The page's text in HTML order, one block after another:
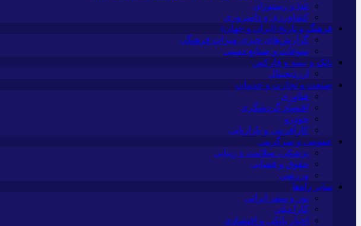
غذا و رستوران
کشاورزی و دامپروری
فرهنگ و تاریخ (ایران و جهان)
گزارش‌های خبری میراث فرهنگی
سوغات و صنایع دستی
بانک و بیمه و فارکس
ارزدیجیتال
صنعت و تجارت و خدمات
فناوری
اقتصاد گردشگری
خودرو
کارآفرینی و بازاریابی
عمومی و سرگرمی
پزشکی، سلامت و زیبایی
حقوق و قضایی
ورزشی
سایر راه‌ها
تور و سفر ایرانی
کارا دیلی
اخبار بانکی و اقتصادی